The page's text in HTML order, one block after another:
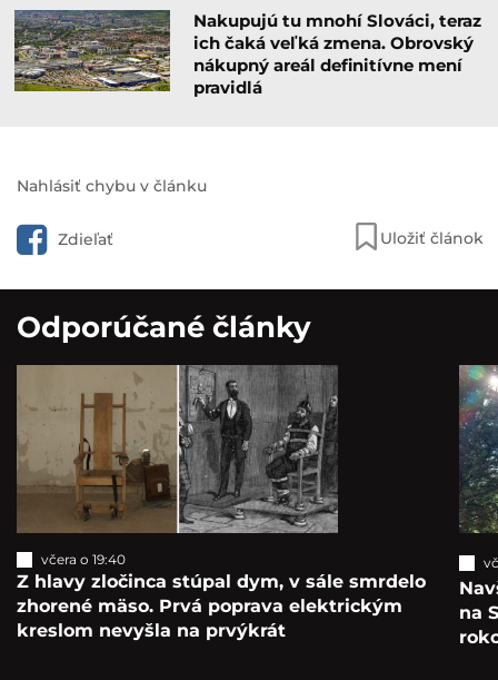
Nakupujú tu mnohí Slováci, teraz
ich čaká veľká zmena. Obrovský
nákupný areál definitívne mení
pravidlá
Nahlásiť chybu v článku
Zdieľať Uložiť článok
Odporúčané články
včera o 19:40
Z hlavy zločinca stúpal dym, v sále smrdelo
zhorené mäso. Prvá poprava elektrickým
kreslom nevyšla na prvýkrát
na